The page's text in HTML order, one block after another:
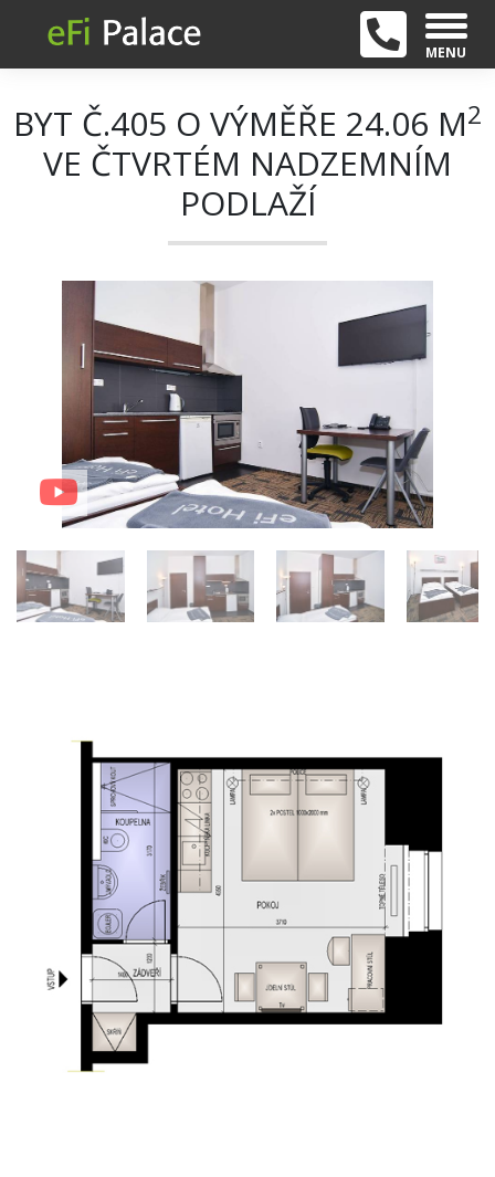
MENU
BYT Č.405 O VÝMĚŘE 24.06 M2
VE ČTVRTÉM NADZEMNÍM
PODLAŽÍ
Previous